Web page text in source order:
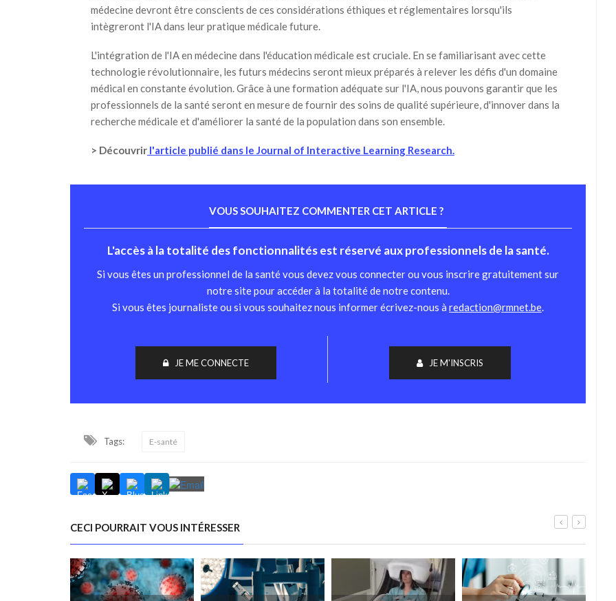
médecine devront être conscients de ces considérations éthiques et réglementaires lorsqu'ils
intègreront l'IA dans leur pratique médicale future.
L'intégration de l'IA en médecine dans l'éducation médicale est cruciale. En se familiarisant avec cette
technologie révolutionnaire, les futurs médecins seront mieux préparés à relever les défis d'un domaine
médical en constante évolution. Grâce à une formation adéquate sur l'IA, nous pouvons garantir que les
professionnels de la santé seront en mesure de fournir des soins de qualité supérieure, d'innover dans la
recherche médicale et d'améliorer la santé de la population dans son ensemble.
> Découvrir l'article publié dans le Journal of Interactive Learning Research.
VOUS SOUHAITEZ COMMENTER CET ARTICLE ?
L'accès à la totalité des fonctionnalités est réservé aux professionnels de la santé.
Si vous êtes un professionnel de la santé vous devez vous connecter ou vous inscrire gratuitement sur
notre site pour accéder à la totalité de notre contenu.
Si vous êtes journaliste ou si vous souhaitez nous informer écrivez-nous à redaction@rmnet.be.
JE ME CONNECTE JE M'INSCRIS
Tags: E-santé
CECI POURRAIT VOUS INTÉRESSER